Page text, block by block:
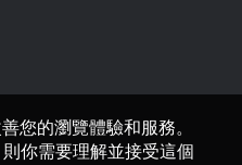
您的瀏覽體驗和服務。
你需要理解並接受這個